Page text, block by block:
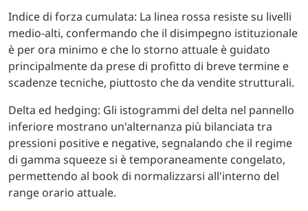
Indice di forza cumulata: La linea rossa resiste su livelli
medio-alti, confermando che il disimpegno istituzionale
è per ora minimo e che lo storno attuale è guidato
principalmente da prese di profitto di breve termine e
scadenze tecniche, piuttosto che da vendite strutturali.
Delta ed hedging: Gli istogrammi del delta nel pannello
inferiore mostrano un'alternanza più bilanciata tra
pressioni positive e negative, segnalando che il regime
di gamma squeeze si è temporaneamente congelato,
permettendo al book di normalizzarsi all'interno del
range orario attuale.